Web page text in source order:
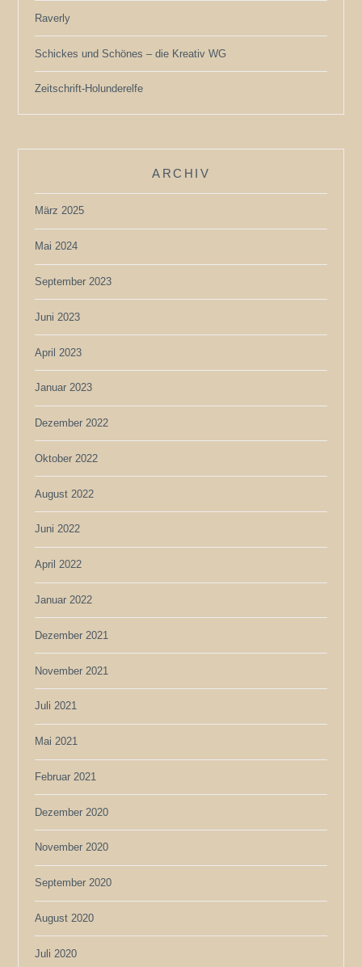
Raverly
Schickes und Schönes – die Kreativ WG
Zeitschrift-Holunderelfe
ARCHIV
März 2025
Mai 2024
September 2023
Juni 2023
April 2023
Januar 2023
Dezember 2022
Oktober 2022
August 2022
Juni 2022
April 2022
Januar 2022
Dezember 2021
November 2021
Juli 2021
Mai 2021
Februar 2021
Dezember 2020
November 2020
September 2020
August 2020
Juli 2020